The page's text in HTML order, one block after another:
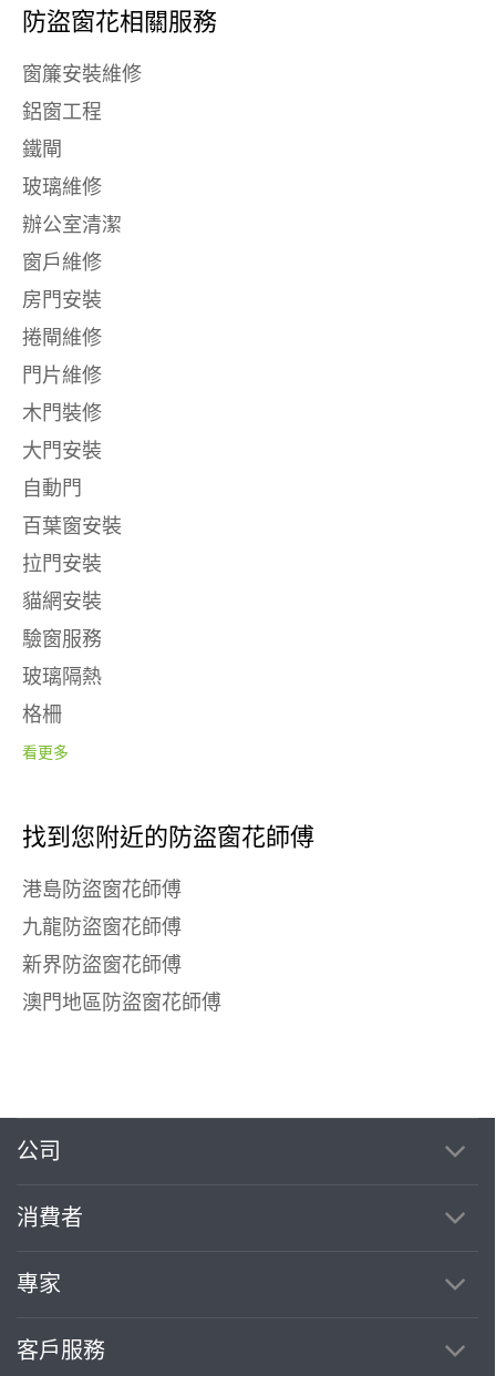
防盜窗花相關服務
窗簾安裝維修
鋁窗工程
鐵閘
玻璃維修
辦公室清潔
窗戶維修
房門安裝
捲閘維修
門片維修
木門裝修
大門安裝
自動門
百葉窗安裝
拉門安裝
貓網安裝
驗窗服務
玻璃隔熱
格柵
看更多
找到您附近的防盜窗花師傅
港島防盜窗花師傅
九龍防盜窗花師傅
新界防盜窗花師傅
澳門地區防盜窗花師傅
公司
消費者
專家
客戶服務